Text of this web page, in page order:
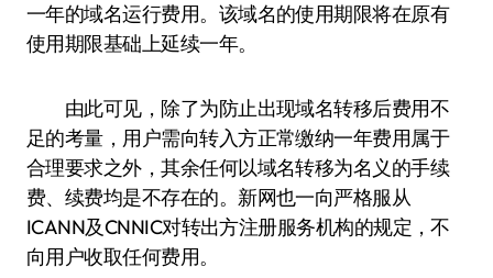
一年的域名运行费用。该域名的使用期限将在原有
使用期限基础上延续一年。
由此可见，除了为防止出现域名转移后费用不
足的考量，用户需向转入方正常缴纳一年费用属于
合理要求之外，其余任何以域名转移为名义的手续
费、续费均是不存在的。新网也一向严格服从
ICANN及CNNIC对转出方注册服务机构的规定，不
向用户收取任何费用。